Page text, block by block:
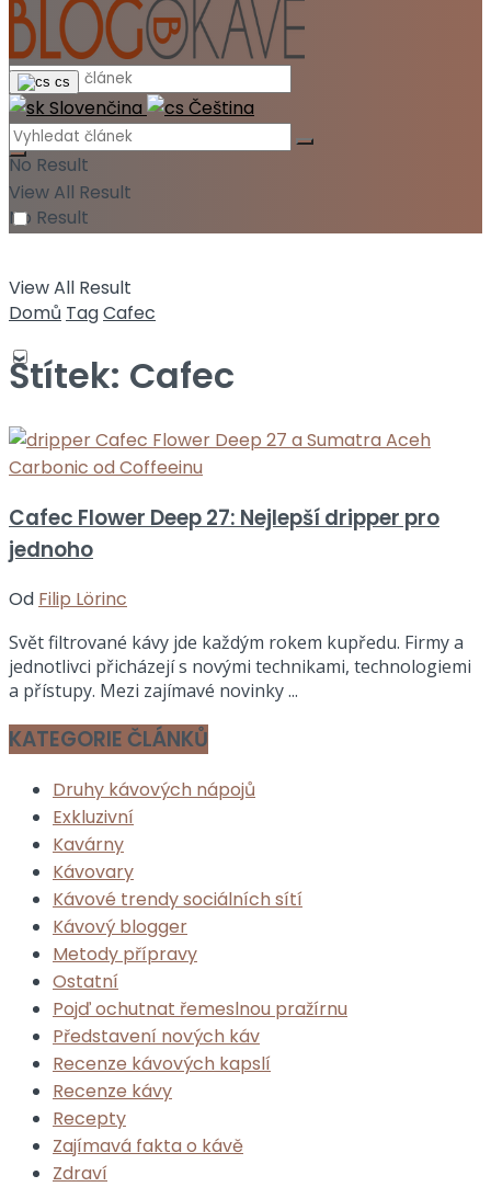
No Result
View All Result
cs
Slovenčina Čeština
No Result
View All Result
Domů TagCafec
Štítek: Cafec
Cafec Flower Deep 27: Nejlepší dripper pro
jednoho
Od Filip Lörinc
Svět filtrované kávy jde každým rokem kupředu. Firmy a
jednotlivci přicházejí s novými technikami, technologiemi
a přístupy. Mezi zajímavé novinky ...
KATEGORIE ČLÁNKŮ
Druhy kávových nápojů
Exkluzivní
Kavárny
Kávovary
Kávové trendy sociálních sítí
Kávový blogger
Metody přípravy
Ostatní
Pojď ochutnat řemeslnou pražírnu
Představení nových káv
Recenze kávových kapslí
Recenze kávy
Recepty
Zajímavá fakta o kávě
Zdraví